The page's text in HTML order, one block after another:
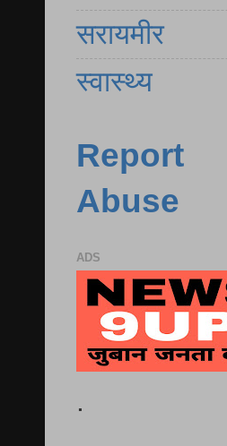
सरायमीर
स्वास्थ्य
Report
Abuse
ADS
.